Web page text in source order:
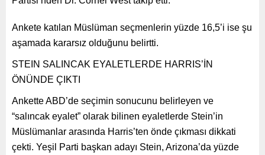
Ankete katılan Müslüman seçmenlerin yüzde 16,5’i ise şu
aşamada kararsız olduğunu belirtti.
STEIN SALINCAK EYALETLERDE HARRIS’İN
ÖNÜNDE ÇIKTI
Ankette ABD’de seçimin sonucunu belirleyen ve
“salıncak eyalet” olarak bilinen eyaletlerde Stein’in
Müslümanlar arasında Harris’ten önde çıkması dikkati
çekti. Yeşil Parti başkan adayı Stein, Arizona’da yüzde